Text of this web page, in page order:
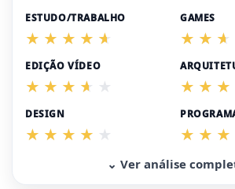
ESTUDO/TRABALHO GAMES
EDIÇÃO VÍDEO
DESIGN
⌄ Ver análise